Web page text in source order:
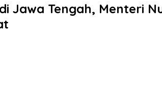
Jawa Tengah, Menteri